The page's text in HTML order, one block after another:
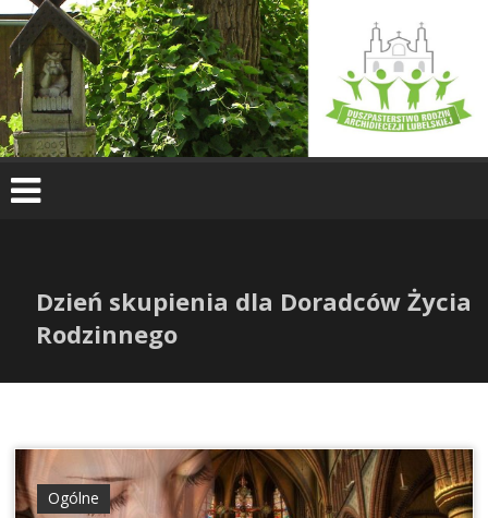
Skip
to
content
Dzień skupienia dla Doradców Życia
Rodzinnego
Ogólne